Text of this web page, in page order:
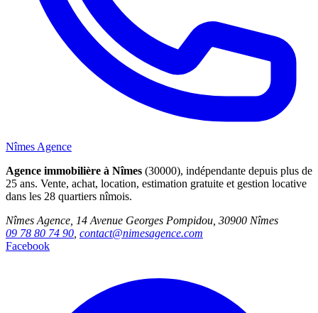
Nîmes Agence
Agence immobilière à Nîmes (30000), indépendante depuis plus de
25 ans. Vente, achat, location, estimation gratuite et gestion locative
dans les 28 quartiers nîmois.
Nîmes Agence, 14 Avenue Georges Pompidou, 30900 Nîmes
09 78 80 74 90 contact@nimesagence.com
Facebook